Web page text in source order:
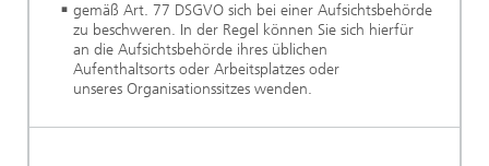
gemäß Art. 77 DSGVO sich bei einer Aufsichtsbehörde
zu beschweren. In der Regel können Sie sich hierfür
an die Aufsichtsbehörde ihres üblichen
Aufenthaltsorts oder Arbeitsplatzes oder
unseres Organisationssitzes wenden.